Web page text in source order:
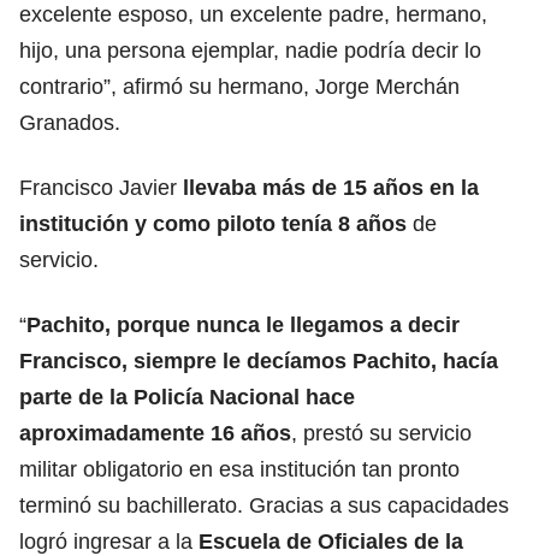
excelente esposo, un excelente padre, hermano,
hijo, una persona ejemplar, nadie podría decir lo
contrario”, afirmó su hermano, Jorge Merchán
Granados.
Francisco Javier llevaba más de 15 años en la
institución y como piloto tenía 8 años de
servicio.
“Pachito, porque nunca le llegamos a decir
Francisco, siempre le decíamos Pachito, hacía
parte de la Policía Nacional hace
aproximadamente 16 años, prestó su servicio
militar obligatorio en esa institución tan pronto
terminó su bachillerato. Gracias a sus capacidades
logró ingresar a la Escuela de Oficiales de la